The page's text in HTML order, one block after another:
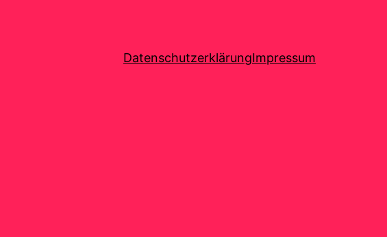
DatenschutzerklärungImpressum